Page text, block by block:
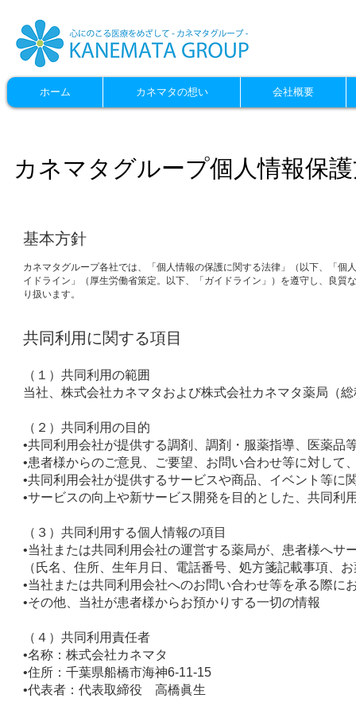
ホーム カネマタの想い 会社概要
カネマタグループ個人情報保
基本方針
カネマタグループ各社では、「個人情報の保護に関する法律」（以下、「
イドライン」（厚生労働省策定。以下、「ガイドライン」）を遵守し、良
り扱います。
共同利用に関する項目
（１）共同利用の範囲
当社、株式会社カネマタおよび株式会社カネマタ薬局（
（２）共同利用の目的
•共同利用会社が提供する調剤、調剤・服薬指導、医薬
•患者様からのご意見、ご要望、お問い合わせ等に対し
•共同利用会社が提供するサービスや商品、イベント等に
•サービスの向上や新サービス開発を目的とした、共同利
（３）共同利用する個人情報の項目
•当社または共同利用会社の運営する薬局が、患者様へサ
（氏名、住所、生年月日、電話番号、処方箋記載事項、
•当社または共同利用会社へのお問い合わせ等を承る際
•その他、当社が患者様からお預かりする一切の情報
（４）共同利用責任者
•名称：株式会社カネマタ
•住所：千葉県船橋市海神6-11-15
•代表者：代表取締役 高橋眞生